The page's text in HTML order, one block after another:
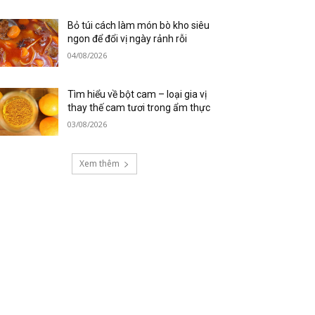
Bỏ túi cách làm món bò kho siêu
ngon để đổi vị ngày rảnh rỗi
04/08/2026
Tìm hiểu về bột cam – loại gia vị
thay thế cam tươi trong ẩm thực
03/08/2026
Xem thêm